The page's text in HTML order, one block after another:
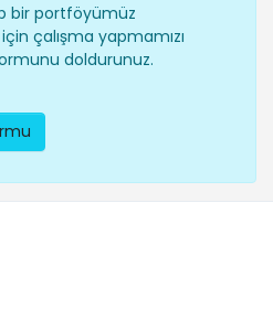
bir portföyümüz
çalışma yapmamızı
doldurunuz.